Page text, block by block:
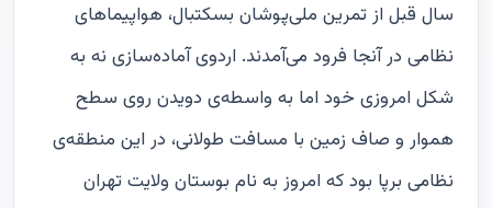
سال قبل از تمرین ملی‌پوشان بسکتبال، هواپیماهای
نظامی در آنجا فرود می‌آمدند. اردوی آماده‌سازی نه به
شکل امروزی خود اما به واسطه‌ی دویدن روی سطح
هموار و صاف زمین با مسافت طولانی، در این منطقه‌ی
نظامی برپا بود که امروز به نام بوستان ولایت تهران